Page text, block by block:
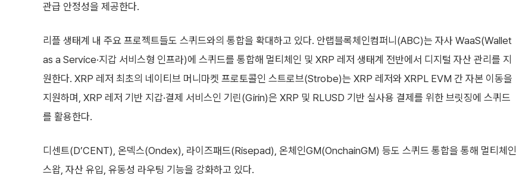
관급 안정성을 제공한다.
리플 생태계 내 주요 프로젝트들도 스퀴드와의 통합을 확대하고 있다. 안랩블록체인컴퍼니(ABC)는 자사 WaaS(Wallet
as a Service·지갑 서비스형 인프라)에 스퀴드를 통합해 멀티체인 및 XRP 레저 생태계 전반에서 디지털 자산 관리를 지
원한다. XRP 레저 최초의 네이티브 머니마켓 프로토콜인 스트로브(Strobe)는 XRP 레저와 XRPL EVM 간 자본 이동을
지원하며, XRP 레저 기반 지갑·결제 서비스인 기린(Girin)은 XRP 및 RLUSD 기반 실사용 결제를 위한 브릿징에 스퀴드
를 활용한다.
디센트(D’CENT), 온덱스(Ondex), 라이즈패드(Risepad), 온체인GM(OnchainGM) 등도 스퀴드 통합을 통해 멀티체인
스왑, 자산 유입, 유동성 라우팅 기능을 강화하고 있다.